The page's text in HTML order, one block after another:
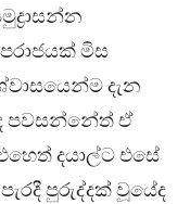
මිස
දැන
පවසන්නේත් ඒ
දයාල්ට එසේ
පුරුද්දක් වූ⁣යේද